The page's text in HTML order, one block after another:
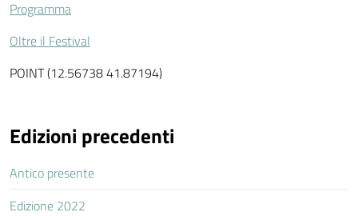
Programma
Oltre il Festival
POINT (12.56738 41.87194)
Edizioni precedenti
Antico presente
Edizione 2022